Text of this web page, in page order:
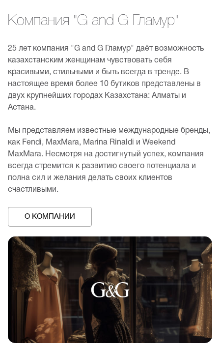
Компания "G and G Гламур"
25 лет компания "G and G Гламур" даёт возможность
казахстанским женщинам чувствовать себя
красивыми, стильными и быть всегда в тренде. В
настоящее время более 10 бутиков представлены в
двух крупнейших городах Казахстана: Алматы и
Астана.
Мы представляем известные международные бренды,
как Fendi, MaxMara, Marina Rinaldi и Weekend
MaxMara. Несмотря на достигнутый успех, компания
всегда стремится к развитию своего потенциала и
полна сил и желания делать своих клиентов
счастливыми.
О КОМПАНИИ